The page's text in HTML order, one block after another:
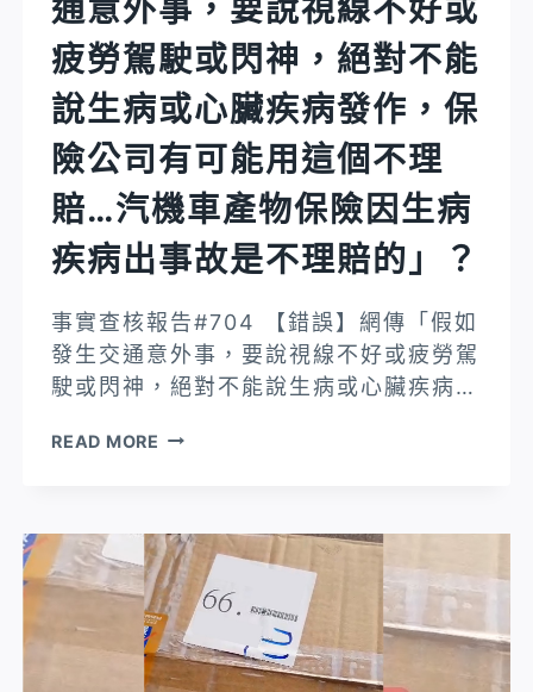
升
起
的
時
候，
這
時
請
你
減
慢
度，
你
的
閃
黃
燈」？
如
被
擋
住，
就
是
假
通意外事，要說視線不好或
疲勞駕駛或閃神，絕對不能
說生病或心臟疾病發作，保
險公司有可能用這個不理
賠…汽機車產物保險因生病
疾病出事故是不理賠的」？
事實查核報告#704 【錯誤】網傳「假如
發生交通意外事，要說視線不好或疲勞駕
駛或閃神，絕對不能說生病或心臟疾病…
READ MORE 【錯
傳
「假
如
發
生